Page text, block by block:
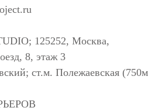
125252, Москва,
8, этаж 3
ст.м. Полежаевская (750м